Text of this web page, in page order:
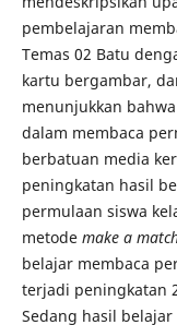
pembelajaran
Temas 02 Batu
kartu bergambar,
menunjukkan
dalam membaca
berbatuan media
peningkatan hasil
permulaan siswa
metode make a
belajar membaca
terjadi peningkatan
Sedang hasil